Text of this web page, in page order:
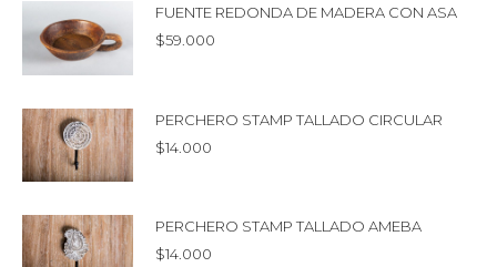
FUENTE REDONDA DE MADERA CON ASA
$59.000
PERCHERO STAMP TALLADO CIRCULAR
$14.000
PERCHERO STAMP TALLADO AMEBA
$14.000